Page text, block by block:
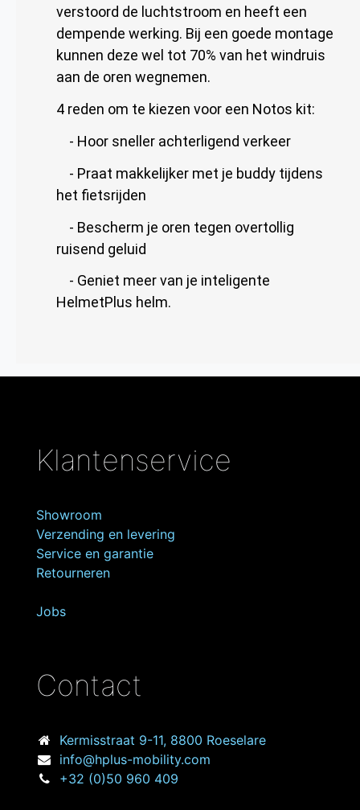
verstoord de luchtstroom en heeft een
dempende werking. Bij een goede montage
kunnen deze wel tot 70% van het windruis
aan de oren wegnemen.
4 reden om te kiezen voor een Notos kit:
- Hoor sneller achterligend verkeer
- Praat makkelijker met je buddy tijdens
het fietsrijden
- Bescherm je oren tegen overtollig
ruisend geluid
- Geniet meer van je inteligente
HelmetPlus helm.
Klantenservice
Showroom
Verzending en levering
Service en garantie
Retourneren
Jobs
Contact
Kermisstraat 9-11, 8800 Roeselare
info@hplus-mobility.com
+32 (0)50 960 409